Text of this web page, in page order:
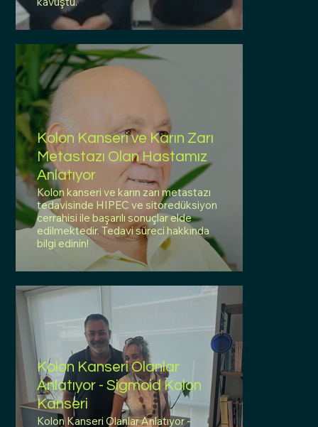
Kolon Kanseri ve Karın Zarı
Metastazı Olan Hastamız
Anlatıyor
Kolon kanseri ve karın zarı metastazı
tedavisinde HIPEC ve sitoredüksiyon
cerrahisi ile başarılı sonuçlar elde
edilmektedir. Tedavi süreci hakkında
bilgi edinin!
Kolon Kanseri Olanlar
Anlatıyor - Sigmoid Kolon
Kanseri
Kolon Kanseri Olanlar Anlatıyor -